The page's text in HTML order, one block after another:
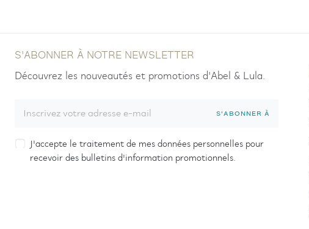
S'ABONNER À NOTRE NEWSLETTER
Découvrez les nouveautés et promotions d'Abel & Lula.
S'ABONNER À
J'accepte le traitement de mes données personnelles pour
recevoir des bulletins d'information promotionnels.